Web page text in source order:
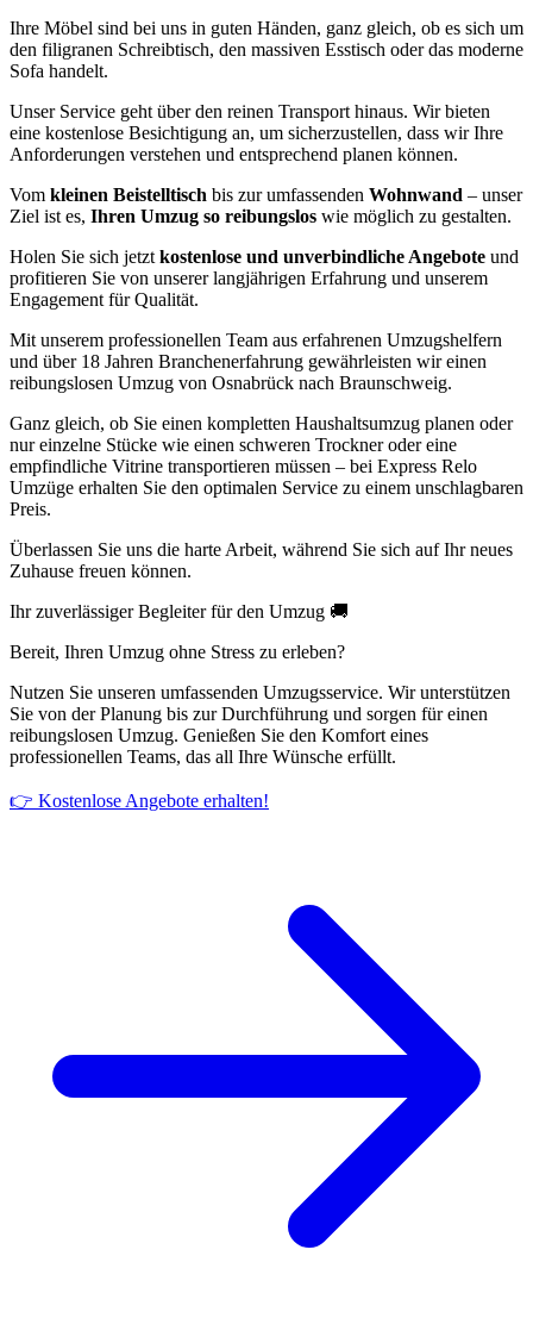
Ihre Möbel sind bei uns in guten Händen, ganz gleich, ob es sich um
den filigranen Schreibtisch, den massiven Esstisch oder das moderne
Sofa handelt.
Unser Service geht über den reinen Transport hinaus. Wir bieten
eine kostenlose Besichtigung an, um sicherzustellen, dass wir Ihre
Anforderungen verstehen und entsprechend planen können.
Vom kleinen Beistelltisch bis zur umfassenden Wohnwand – unser
Ziel ist es, Ihren Umzug so reibungslos wie möglich zu gestalten.
Holen Sie sich jetzt kostenlose und unverbindliche Angebote und
profitieren Sie von unserer langjährigen Erfahrung und unserem
Engagement für Qualität.
Mit unserem professionellen Team aus erfahrenen Umzugshelfern
und über 18 Jahren Branchenerfahrung gewährleisten wir einen
reibungslosen Umzug von Osnabrück nach Braunschweig.
Ganz gleich, ob Sie einen kompletten Haushaltsumzug planen oder
nur einzelne Stücke wie einen schweren Trockner oder eine
empfindliche Vitrine transportieren müssen – bei Express Relo
Umzüge erhalten Sie den optimalen Service zu einem unschlagbaren
Preis.
Überlassen Sie uns die harte Arbeit, während Sie sich auf Ihr neues
Zuhause freuen können.
Ihr zuverlässiger Begleiter für den Umzug 🚚
Bereit, Ihren Umzug ohne Stress zu erleben?
Nutzen Sie unseren umfassenden Umzugsservice. Wir unterstützen
Sie von der Planung bis zur Durchführung und sorgen für einen
reibungslosen Umzug. Genießen Sie den Komfort eines
professionellen Teams, das all Ihre Wünsche erfüllt.
👉 Kostenlose Angebote erhalten!